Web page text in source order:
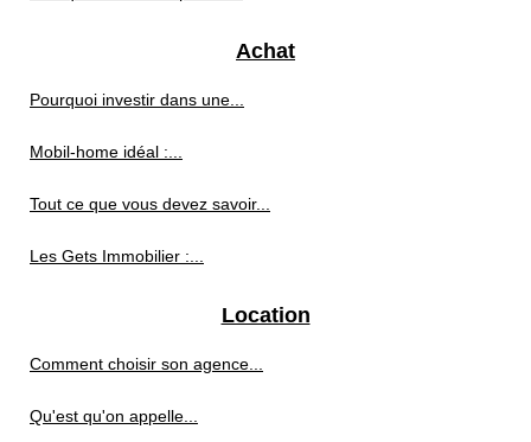
Achat
Pourquoi investir dans une...
Mobil-home idéal :...
Tout ce que vous devez savoir...
Les Gets Immobilier :...
Location
Comment choisir son agence...
Qu'est qu'on appelle...